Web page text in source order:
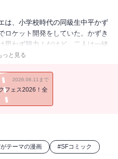
は、小学校時代の同級生中平かず
ロケット開発をしていた。かずき
思わず脱力！だけど、二人は一緒
ナエとかずきが小学校の時に見た
だった森田るい氏が満を持して放
っと見る
2026.08.11まで
フェス2026！全
テーマの漫画 #SFコミック